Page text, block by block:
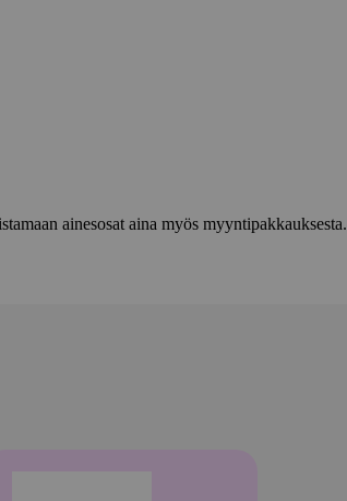
ainesosat aina myös myyntipakkauksesta.